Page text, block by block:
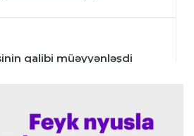
qalibi müəyyənləşdi
məğlubiyyətindən danışdı